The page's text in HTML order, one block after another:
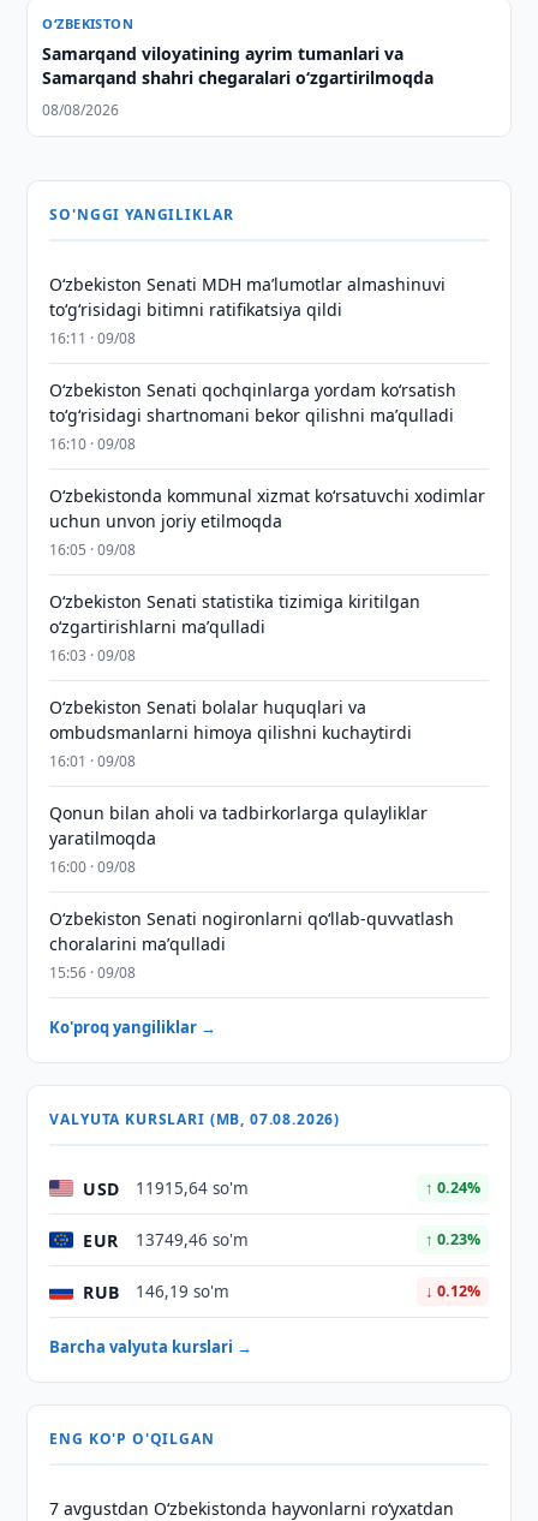
O‘ZBEKISTON
Samarqand viloyatining ayrim tumanlari va
Samarqand shahri chegaralari oʻzgartirilmoqda
08/08/2026
SO'NGGI YANGILIKLAR
Oʻzbekiston Senati MDH maʼlumotlar almashinuvi
toʻgʻrisidagi bitimni ratifikatsiya qildi
16:11 · 09/08
Oʻzbekiston Senati qochqinlarga yordam koʻrsatish
toʻgʻrisidagi shartnomani bekor qilishni maʼqulladi
16:10 · 09/08
Oʻzbekistonda kommunal xizmat koʻrsatuvchi xodimlar
uchun unvon joriy etilmoqda
16:05 · 09/08
Oʻzbekiston Senati statistika tizimiga kiritilgan
oʻzgartirishlarni maʼqulladi
16:03 · 09/08
Oʻzbekiston Senati bolalar huquqlari va
ombudsmanlarni himoya qilishni kuchaytirdi
16:01 · 09/08
Qonun bilan aholi va tadbirkorlarga qulayliklar
yaratilmoqda
16:00 · 09/08
Oʻzbekiston Senati nogironlarni qoʻllab-quvvatlash
choralarini maʼqulladi
15:56 · 09/08
Ko'proq yangiliklar →
VALYUTA KURSLARI (MB, 07.08.2026)
USD 11915,64 so'm ↑ 0.24%
EUR 13749,46 so'm ↑ 0.23%
RUB 146,19 so'm ↓ 0.12%
Barcha valyuta kurslari →
ENG KO'P O'QILGAN
7 avgustdan O‘zbekistonda hayvonlarni ro‘yxatdan